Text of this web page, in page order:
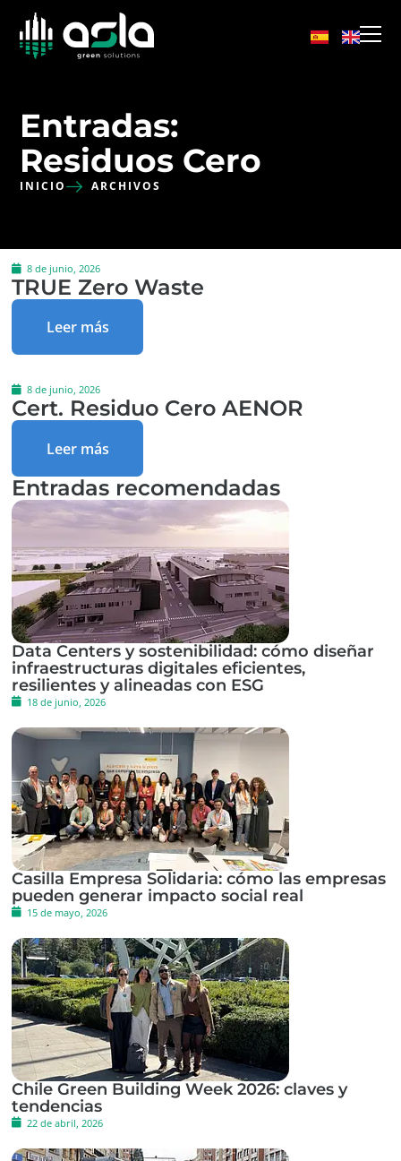
Entradas:
Residuos Cero
INICIO ARCHIVOS
8 de junio, 2026
TRUE Zero Waste
Leer más
8 de junio, 2026
Cert. Residuo Cero AENOR
Leer más
Entradas recomendadas
Data Centers y sostenibilidad: cómo diseñar
infraestructuras digitales eficientes,
resilientes y alineadas con ESG
18 de junio, 2026
Casilla Empresa Solidaria: cómo las empresas
pueden generar impacto social real
15 de mayo, 2026
Chile Green Building Week 2026: claves y
tendencias
22 de abril, 2026